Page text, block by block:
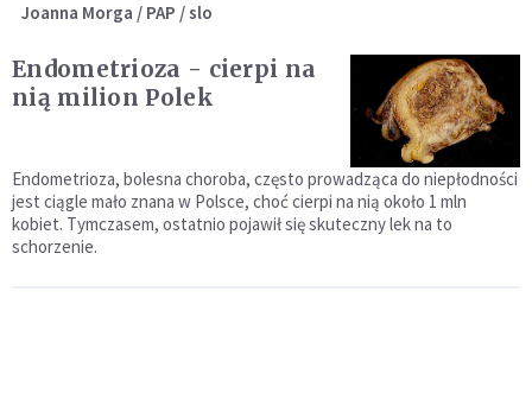
Joanna Morga / PAP / slo
Endometrioza - cierpi na
nią milion Polek
Endometrioza, bolesna choroba, często prowadząca do niepłodności
jest ciągle mało znana w Polsce, choć cierpi na nią około 1 mln
kobiet. Tymczasem, ostatnio pojawił się skuteczny lek na to
schorzenie.